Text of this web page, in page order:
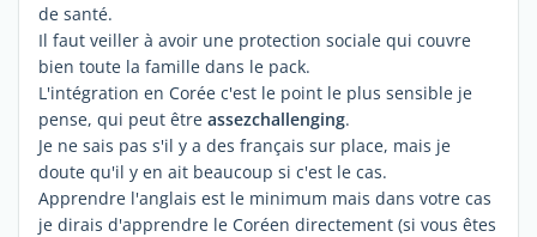
de santé.
Il faut veiller à avoir une protection sociale qui couvre
bien toute la famille dans le pack.
L'intégration en Corée c'est le point le plus sensible je
pense, qui peut être assezchallenging.
Je ne sais pas s'il y a des français sur place, mais je
doute qu'il y en ait beaucoup si c'est le cas.
Apprendre l'anglais est le minimum mais dans votre cas
je dirais d'apprendre le Coréen directement (si vous êtes